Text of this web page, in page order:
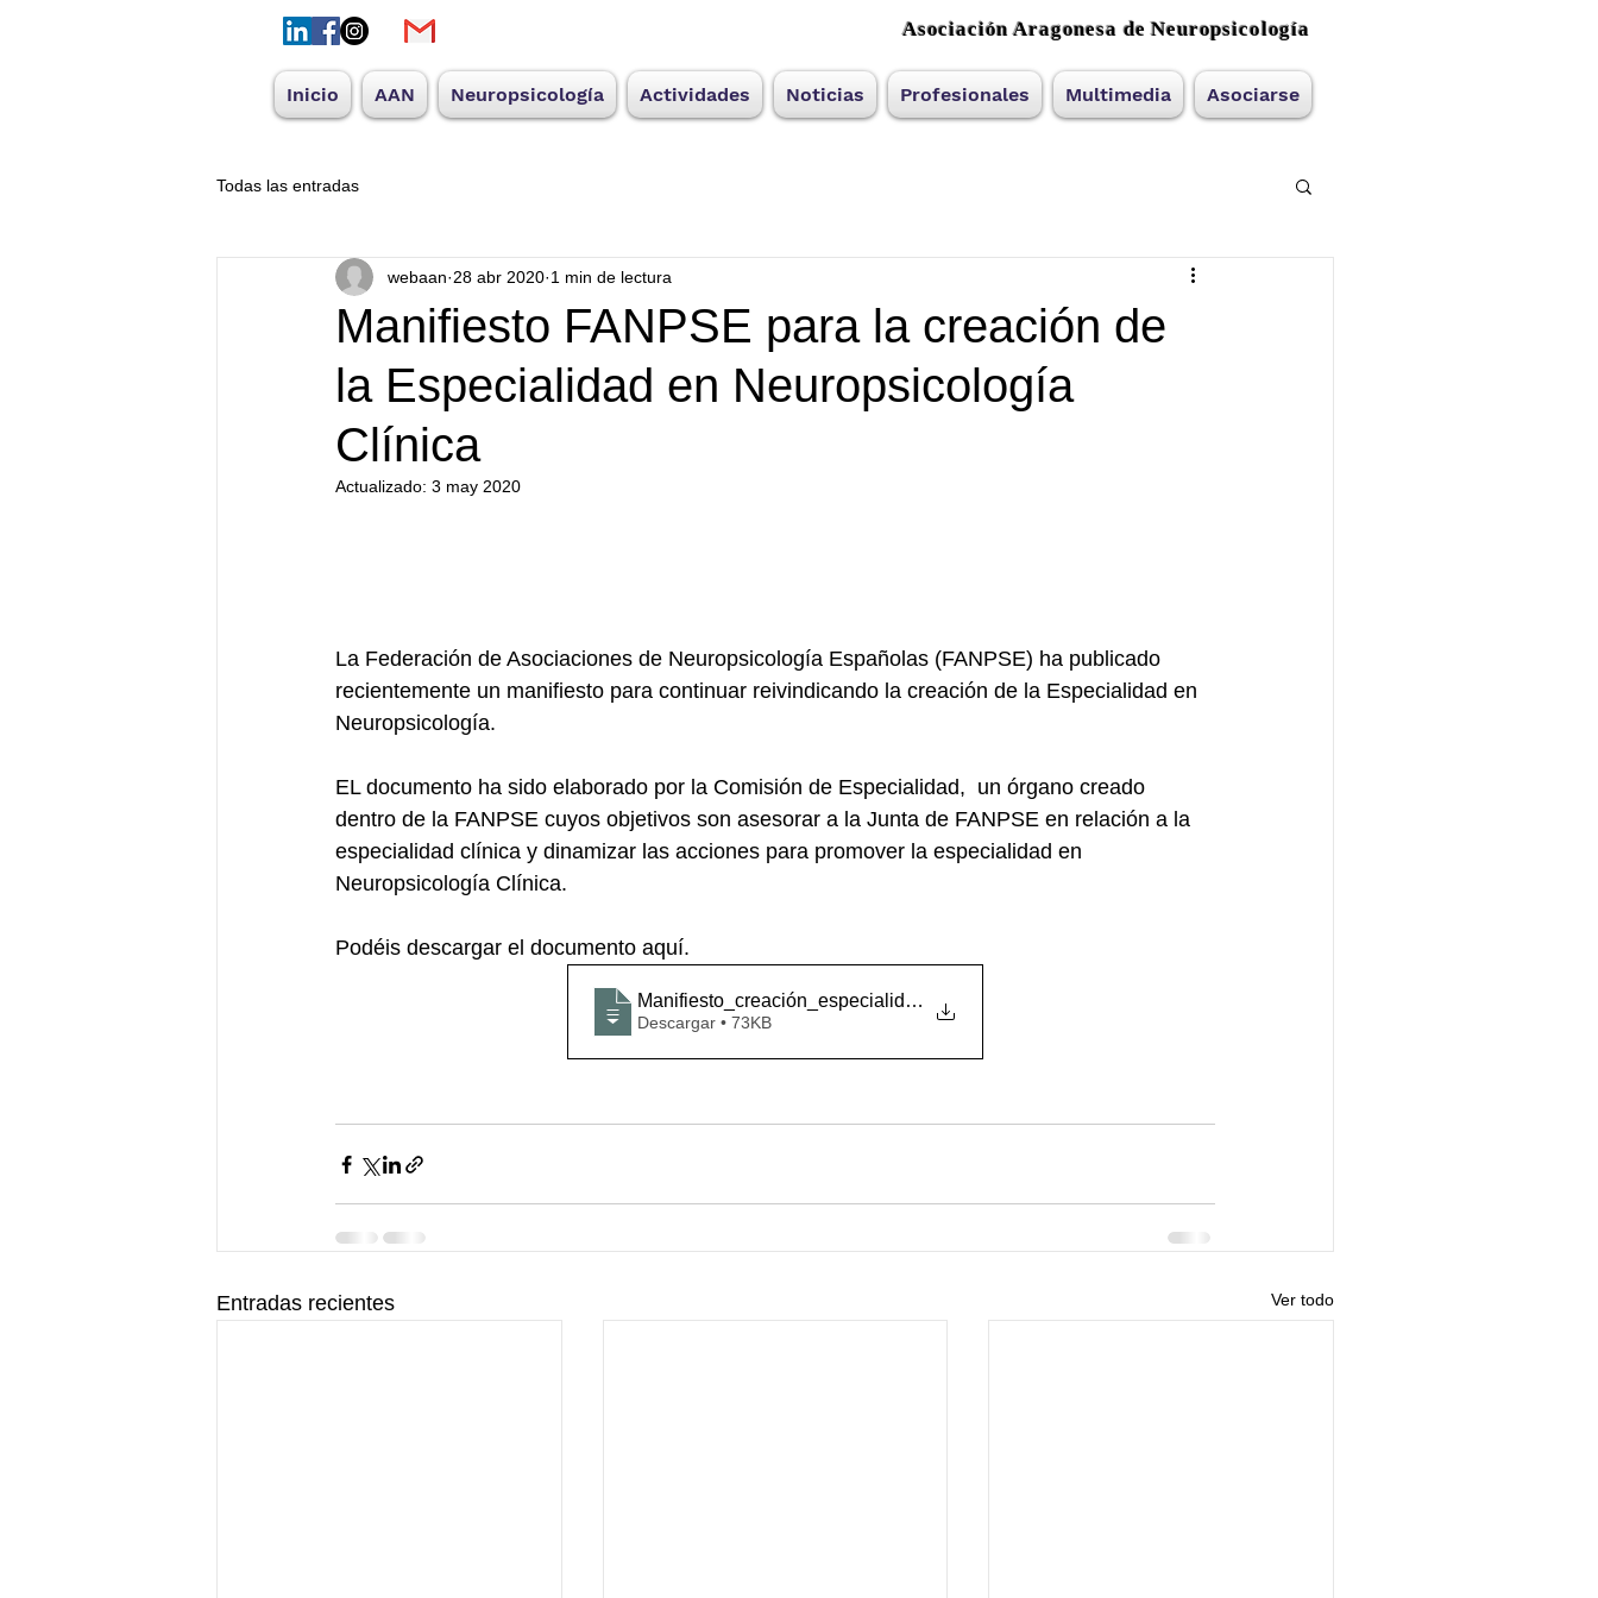
Asociación Aragonesa de Neuropsicología
Inicio AAN Neuropsicología Actividades Noticias Profesionales Multimedia Asociarse
Todas las entradas
Manifiesto FANPSE para la creación de
la Especialidad en Neuropsicología
Clínica
webaan 28 abr 2020 1 min de lectura
Actualizado: 3 may 2020
La Federación de Asociaciones de Neuropsicología Españolas (FANPSE) ha publicado
recientemente un manifiesto para continuar reivindicando la creación de la Especialidad en
Neuropsicología.
EL documento ha sido elaborado por a Comisión de Especialidad,  un órgano creado
dentro de la FANPSE cuyos objetivos son asesorar a la Junta de FANPSE en relación a la
especialidad clínica y dinamizar las acciones para promover la especialidad en
Neuropsicología Clínica.
Podéis descargar el documento aquí.
Manifiesto_creación_especialidad_neurops
Descargar • 73KB
Entradas recientes Ver todo